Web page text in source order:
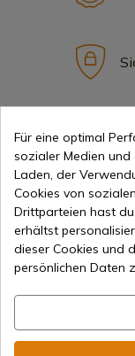
Information
info@aceros-de-
(+34)978 877
Für eine optimal
sozialer Medien
Laden, der
Cookies von
Drittparteien hast
erhältst
dieser Cookies und
persönlichen Daten